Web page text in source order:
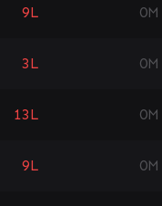
9L 0M
3L 0M
13L 0M
9L 0M